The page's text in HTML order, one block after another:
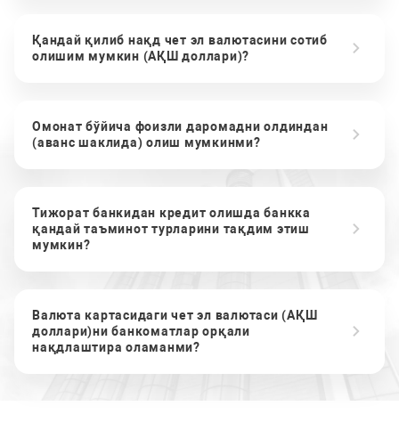
Қандай қилиб нақд чет эл валютасини сотиб
олишим мумкин (АҚШ доллари)?
Омонат бўйича фоизли даромадни олдиндан
(аванс шаклида) олиш мумкинми?
Тижорат банкидан кредит олишда банкка
қандай таъминот турларини тақдим этиш
мумкин?
Валюта картасидаги чет эл валютаси (АҚШ
доллари)ни банкоматлар орқали
нақдлаштира оламанми?